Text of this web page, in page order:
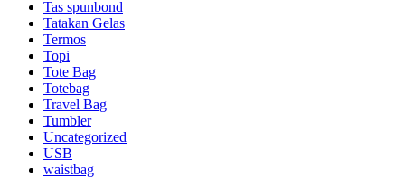
Tas spunbond
Tatakan Gelas
Termos
Topi
Tote Bag
Totebag
Travel Bag
Tumbler
Uncategorized
USB
waistbag